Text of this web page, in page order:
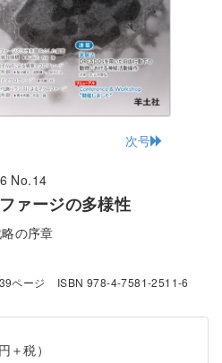
次号
No.14
ァージの多様性
の序章
ページ ISBN 978-4-7581-2511-6
＋税）